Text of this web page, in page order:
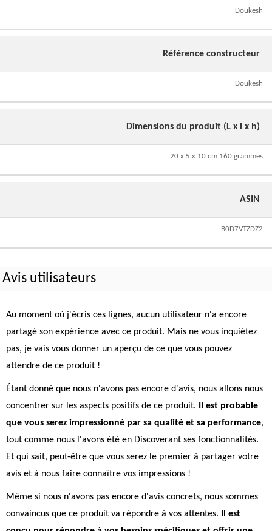
Doukesh
Référence constructeur
Doukesh
Dimensions du produit (L x l x h)
20 x 5 x 10 cm 160 grammes
ASIN
B0D7VTZDZ2
Avis utilisateurs
Au moment où j'écris ces lignes, aucun utilisateur n'a encore
partagé son expérience avec ce produit. Mais ne vous inquiétez
pas, je vais vous donner un aperçu de ce que vous pouvez
attendre de ce produit !
Étant donné que nous n'avons pas encore d'avis, nous allons nous
concentrer sur les aspects positifs de ce produit.
Il est probable
que vous serez impressionné par sa qualité et sa performance,
tout comme nous l'avons été en Discoverant ses fonctionnalités.
Et qui sait, peut-être que vous serez le premier à partager votre
avis et à nous faire connaître vos impressions !
Même si nous n'avons pas encore d'avis concrets, nous sommes
convaincus que ce produit va répondre à vos attentes.
Il est